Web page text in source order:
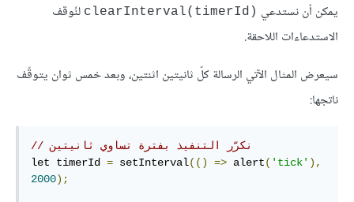
يمكن أن نستدعي ‎clearInterval(timerId)‎ لنُوقف
الاستدعاءات اللاحقة.
سيعرض المثال الآتي الرسالة كلّ ثانيتين اثنتين، وبعد خمس ثوان يتوقّف
ناتجها:
// نكرّر التنفيذ بفترة تساوي ثانيتين
let timerId = setInterval(() => alert( 'tick' ),
2000);